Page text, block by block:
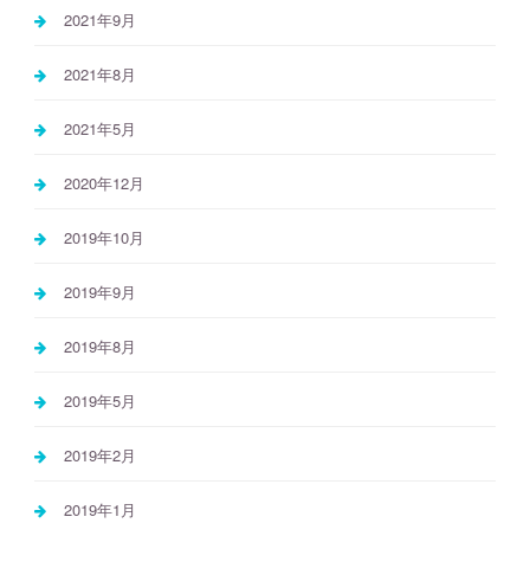
2021年9月
2021年8月
2021年5月
2020年12月
2019年10月
2019年9月
2019年8月
2019年5月
2019年2月
2019年1月